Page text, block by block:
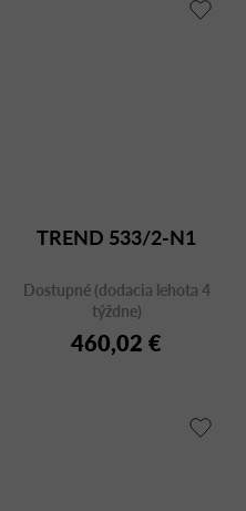
TREND 533/2-N1
Dostupné (dodacia lehota 4
týždne)
460,02 €